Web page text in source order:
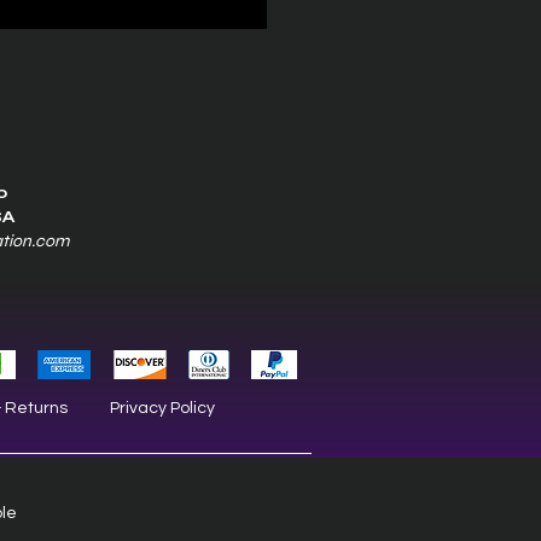
Returns Privacy Policy